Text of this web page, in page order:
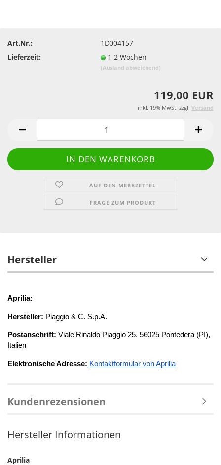
Art.Nr.:
1D004157
Lieferzeit:
1-2 Wochen
(Ausland abweichend)
119,00 EUR
inkl. 19% MwSt. zzgl. Versand
AUF DEN MERKZETTEL
FRAGE ZUM PRODUKT
Hersteller
Aprilia:
Hersteller: Piaggio & C. S.p.A.
Postanschrift: Viale Rinaldo Piaggio 25, 56025 Pontedera (PI),
Italien
Elektronische Adresse: Kontaktformular von Aprilia
Kundenrezensionen
Hersteller Informationen
Aprilia